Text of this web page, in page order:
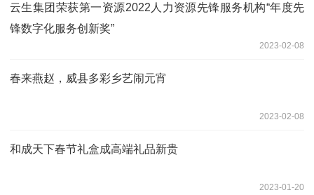
云生集团荣获第一资源2022人力资源先锋服务机构“年度先
锋数字化服务创新奖”
2023-02-08
春来燕赵，威县多彩乡艺闹元宵
2023-02-08
和成天下春节礼盒成高端礼品新贵
2023-01-20